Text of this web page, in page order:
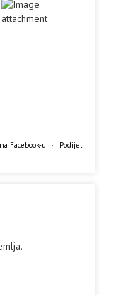
Facebook-u · Podijeli